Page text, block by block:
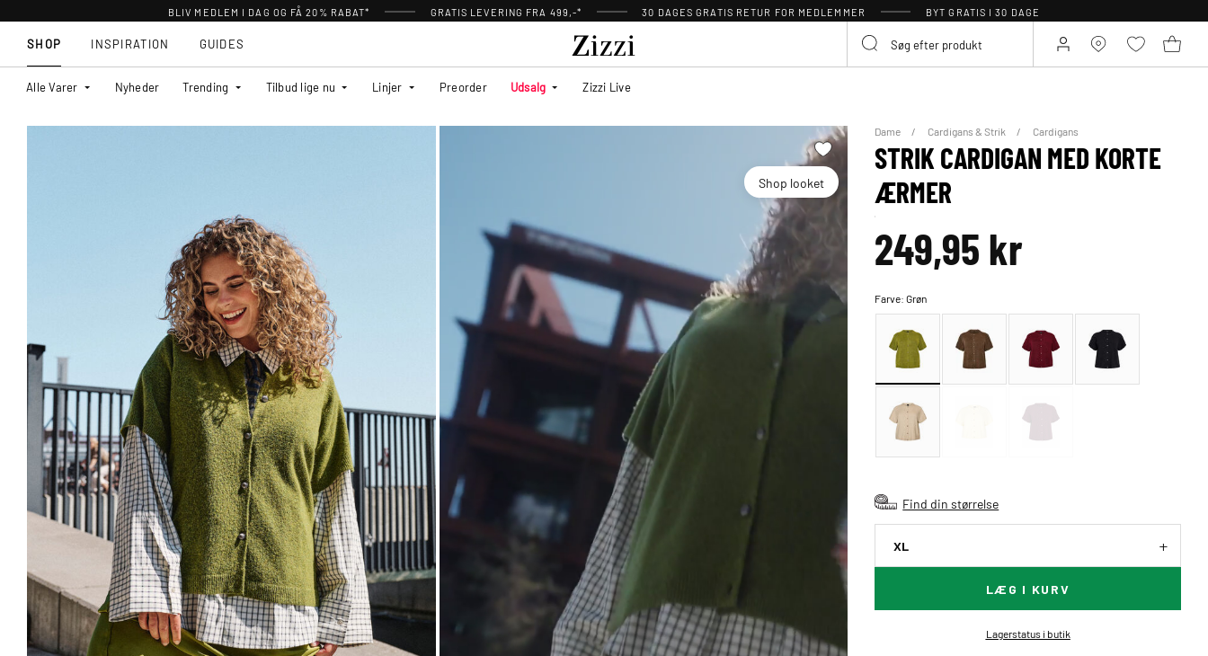
BLIV MEDLEM I DAG OG FÅ 20% RABAT* GRATIS LEVERING FRA 499,-* 30 DAGES GRATIS RETUR FOR MEDLEMMER BYT GRATIS I 30 DAGE
SHOP
Alle Varer Nyheder Trending Tilbud lige nu Linjer Preorder Udsalg Zizzi Live
INSPIRATION GUIDES
Shop looket
Dame Cardigans & Strik Cardigans
STRIK CARDIGAN MED KORTE
ÆRMER
249,95 kr
Farve:Grøn
Find din størrelse
XL
LÆG I KURV
Lagerstatus i butik